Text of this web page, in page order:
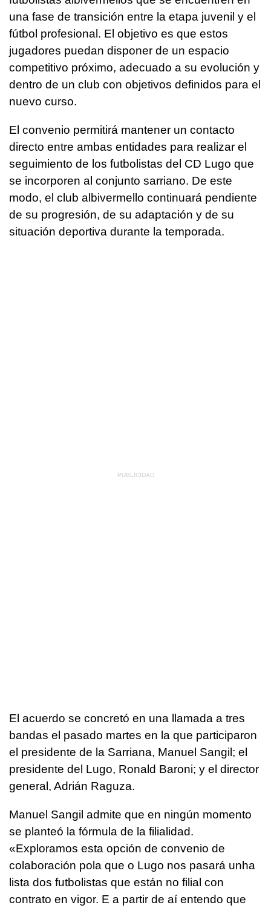
una fase de transición entre la etapa juvenil y el
fútbol profesional. El objetivo es que estos
jugadores puedan disponer de un espacio
competitivo próximo, adecuado a su evolución y
dentro de un club con objetivos definidos para el
nuevo curso.
El convenio permitirá mantener un contacto
directo entre ambas entidades para realizar el
seguimiento de los futbolistas del CD Lugo que
se incorporen al conjunto sarriano. De este
modo, el club albivermello continuará pendiente
de su progresión, de su adaptación y de su
situación deportiva durante la temporada.
El acuerdo se concretó en una llamada a tres
bandas el pasado martes en la que participaron
el presidente de la Sarriana, Manuel Sangil; el
presidente del Lugo, Ronald Baroni; y el director
general, Adrián Raguza.
Manuel Sangil admite que en ningún momento
se planteó la fórmula de la filialidad.
«Exploramos esta opción de convenio de
colaboración pola que o Lugo nos pasará unha
lista dos futbolistas que están no filial con
contrato en vigor. E a partir de aí entendo que